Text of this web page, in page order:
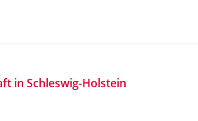
in Schleswig-Holstein